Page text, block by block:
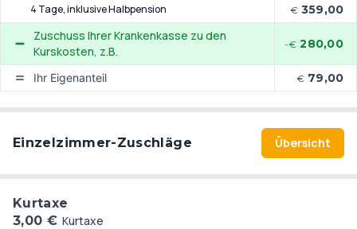
4 Tage, inklusive Halbpension € 359,00
Zuschuss Ihrer Krankenkasse zu den
Kurskosten, z.B.
-€ 280,00
Ihr Eigenanteil € 79,00
Einzelzimmer-Zuschläge Übersicht
Kurtaxe
3,00 € Kurtaxe